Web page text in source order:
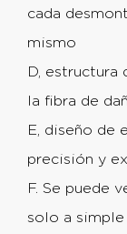
cada
mismo
D,
la fibra de
E, diseño de
precisión y
F. Se puede
solo a simple